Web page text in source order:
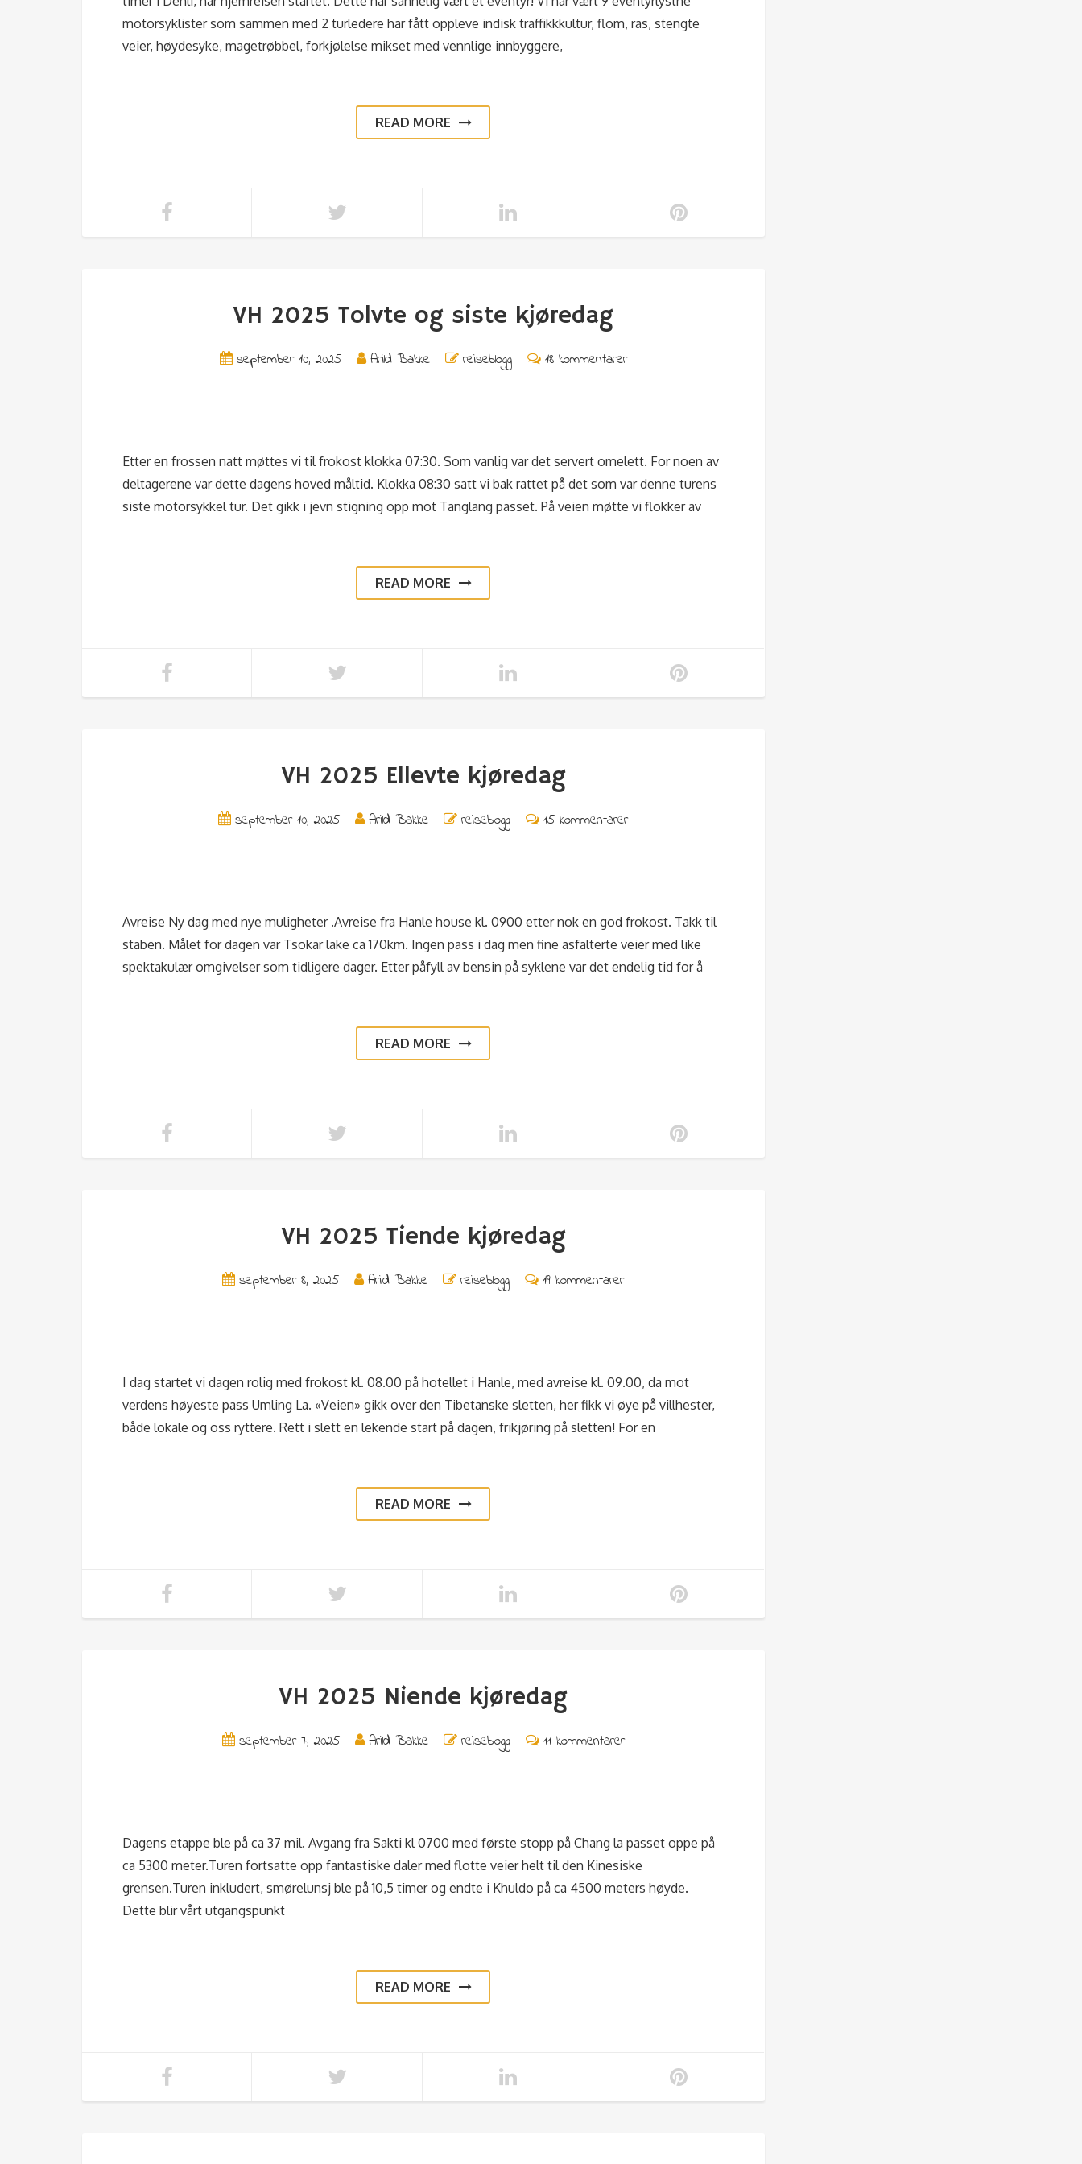
motorsyklister som sammen med 2 turledere har fått oppleve indisk traffikkkultur, flom, ras, stengte
veier, høydesyke, magetrøbbel, forkjølelse mikset med vennlige innbyggere,
READ MORE
VH 2025 Tolvte og siste kjøredag
september 10, 2025 Arild Bakke reiseblogg 18 kommentarer
Etter en frossen natt møttes vi til frokost klokka 07:30. Som vanlig var det servert omelett. For noen av
deltagerene var dette dagens hoved måltid. Klokka 08:30 satt vi bak rattet på det som var denne turens
siste motorsykkel tur. Det gikk i jevn stigning opp mot Tanglang passet. På veien møtte vi flokker av
READ MORE
VH 2025 Ellevte kjøredag
september 10, 2025 Arild Bakke reiseblogg 15 kommentarer
Avreise Ny dag med nye muligheter .Avreise fra Hanle house kl. 0900 etter nok en god frokost. Takk til
staben. Målet for dagen var Tsokar lake ca 170km. Ingen pass i dag men fine asfalterte veier med like
spektakulær omgivelser som tidligere dager. Etter påfyll av bensin på syklene var det endelig tid for å
READ MORE
VH 2025 Tiende kjøredag
september 8, 2025 Arild Bakke reiseblogg 19 kommentarer
I dag startet vi dagen rolig med frokost kl. 08.00 på hotellet i Hanle, med avreise kl. 09.00, da mot
verdens høyeste pass Umling La. «Veien» gikk over den Tibetanske sletten, her fikk vi øye på villhester,
både lokale og oss ryttere. Rett i slett en lekende start på dagen, frikjøring på sletten! For en
READ MORE
VH 2025 Niende kjøredag
september 7, 2025 Arild Bakke reiseblogg 11 kommentarer
Dagens etappe ble på ca 37 mil. Avgang fra Sakti kl 0700 med første stopp på Chang la passet oppe på
ca 5300 meter.Turen fortsatte opp fantastiske daler med flotte veier helt til den Kinesiske
grensen.Turen inkludert, smørelunsj ble på 10,5 timer og endte i Khuldo på ca 4500 meters høyde.
Dette blir vårt utgangspunkt
READ MORE